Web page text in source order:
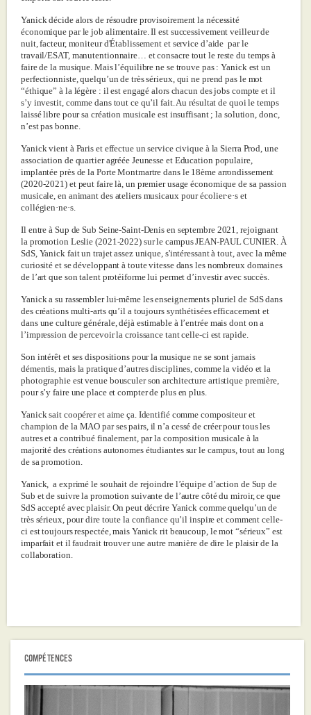
Yanick décide alors de résoudre provisoirement la nécessité
économique par le job alimentaire. Il est successivement veilleur de
nuit, facteur, moniteur d'Établissement et service d’aide par le
travail/ESAT, manutentionnaire… et consacre tout le reste du temps à
faire de la musique. Mais l’équilibre ne se trouve pas : Yanick est un
perfectionniste, quelqu’un de très sérieux, qui ne prend pas le mot
“éthique” à la légère : il est engagé alors chacun des jobs compte et il
s’y investit, comme dans tout ce qu’il fait. Au résultat de quoi le temps
laissé libre pour sa création musicale est insuffisant ; la solution, donc,
n’est pas bonne.
Yanick vient à Paris et effectue un service civique à la Sierra Prod, une
association de quartier agréée Jeunesse et Education populaire,
implantée près de la Porte Montmartre dans le 18ème arrondissement
(2020-2021) et peut faire là, un premier usage économique de sa passion
musicale, en animant des ateliers musicaux pour écolier·e·s et
collégien·ne·s.
Il entre à Sup de Sub Seine-Saint-Denis en septembre 2021, rejoignant
la promotion Leslie (2021-2022) sur le campus JEAN-PAUL CUNIER. À
SdS, Yanick fait un trajet assez unique, s'intéressant à tout, avec la même
curiosité et se développant à toute vitesse dans les nombreux domaines
de l’art que son talent protéiforme lui permet d’investir avec succès.
Yanick a su rassembler lui-même les enseignements pluriel de SdS dans
des créations multi-arts qu’il a toujours synthétisées efficacement et
dans une culture générale, déjà estimable à l’entrée mais dont on a
l’impression de percevoir la croissance tant celle-ci est rapide.
Son intérêt et ses dispositions pour la musique ne se sont jamais
démentis, mais la pratique d’autres disciplines, comme la vidéo et la
photographie est venue bousculer son architecture artistique première,
pour s’y faire une place et compter de plus en plus.
Yanick sait coopérer et aime ça. Identifié comme compositeur et
champion de la MAO par ses pairs, il n’a cessé de créer pour tous les
autres et a contribué finalement, par la composition musicale à la
majorité des créations autonomes étudiantes sur le campus, tout au long
de sa promotion.
Yanick, a exprimé le souhait de rejoindre l’équipe d’action de Sup de
Sub et de suivre la promotion suivante de l’autre côté du miroir, ce que
SdS accepté avec plaisir. On peut décrire Yanick comme quelqu’un de
très sérieux, pour dire toute la confiance qu’il inspire et comment celle-
ci est toujours respectée, mais Yanick rit beaucoup, le mot “sérieux” est
imparfait et il faudrait trouver une autre manière de dire le plaisir de la
collaboration.
COMPÉTENCES